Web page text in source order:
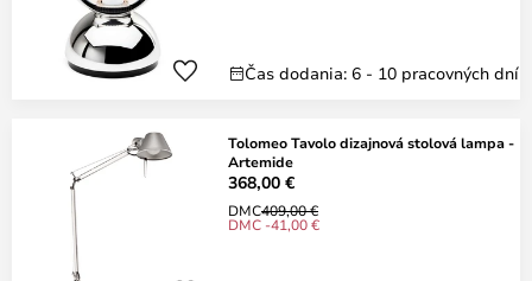
Čas dodania: 6 - 10 pracovných dní
Tolomeo Tavolo dizajnová stolová lampa -
Artemide
368,00 €
DMC409,00 €
DMC -41,00 €